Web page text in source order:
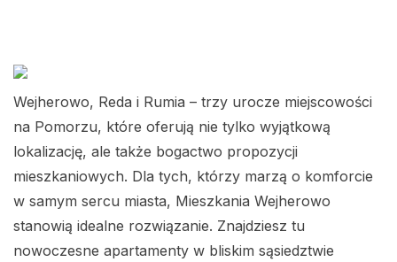
Wejherowo, Reda i Rumia – trzy urocze miejscowości
na Pomorzu, które oferują nie tylko wyjątkową
lokalizację, ale także bogactwo propozycji
mieszkaniowych. Dla tych, którzy marzą o komforcie
w samym sercu miasta, Mieszkania Wejherowo
stanowią idealne rozwiązanie. Znajdziesz tu
nowoczesne apartamenty w bliskim sąsiedztwie